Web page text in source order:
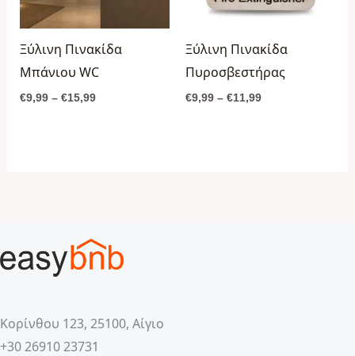
Ξύλινη Πινακίδα
Μπάνιου WC
€9,99 – €15,99
Ξύλινη Πινακίδα
Πυροσβεστήρας
€9,99 – €11,99
Κορίνθου 123, 25100, Αίγιο
+30 26910 23731